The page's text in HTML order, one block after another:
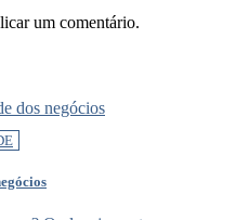
um comentário.